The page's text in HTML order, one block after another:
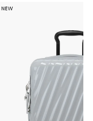
NEW